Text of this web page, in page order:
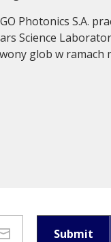
Photonics S.A.
Science
glob w ramach
Submit